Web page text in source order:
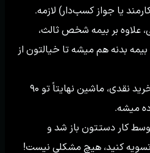
یا جواز کسب‌دار) لازمه.
علاوه بر بیمه شخص ثالث،
بدنه هم میشه تا خیالتون از
دقیقا مثل خرید نقدی، ماشین نهایتاً تو ۹۰
میشه.
وسط کار دستتون باز شد و
کنید، هیچ مشکلی نیست!